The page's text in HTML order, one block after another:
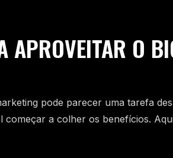
APROVEITAR O
pode parecer uma tarefa
começar a colher os benefícios.